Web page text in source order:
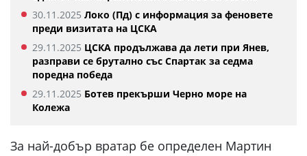
30.11.2025 Локо (Пд) с информация за феновете
преди визитата на ЦСКА
29.11.2025 ЦСКА продължава да лети при Янев,
разправи се брутално със Спартак за седма
поредна победа
29.11.2025 Ботев прекърши Черно море на
Колежа
За най-добър вратар бе определен Мартин